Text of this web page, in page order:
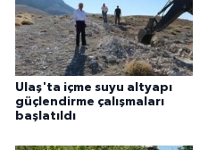
Ulaş'ta içme suyu altyapı
güçlendirme çalışmaları
başlatıldı